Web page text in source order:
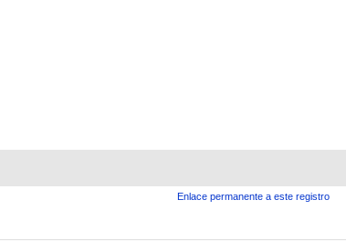
Enlace permanente a este registro